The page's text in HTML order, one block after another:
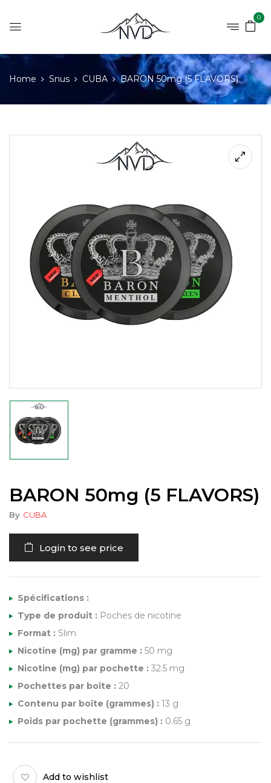
0
Home Snus CUBA BARON 50mg (5 FLAVORS)
BARON 50mg (5 FLAVORS)
By CUBA
Login to see price
Spécifications :
Type de produit : Poches de nicotine
Format : Slim
Nicotine (mg) par gramme : 50 mg
Nicotine (mg) par pochette : 32.5 mg
Pochettes par boîte : 20
Contenu par boîte (grammes) : 13 g
Poids par pochette (grammes) : 0.65 g
Add to wishlist